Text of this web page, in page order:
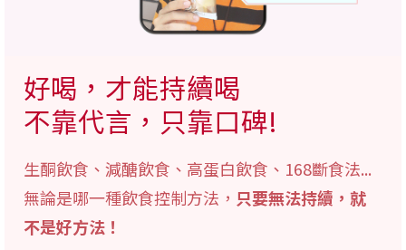
好喝，才能持續喝
不靠代言，只靠口碑!
生酮飲食、減醣飲食、高蛋白飲食、168斷食法...
無論是哪一種飲食控制方法， 只要無法持續，就
不是好方法！